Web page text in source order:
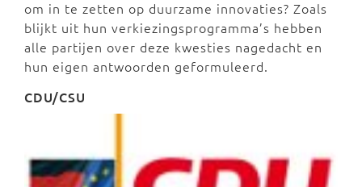
om in te zetten op duurzame innovaties? Zoals
blijkt uit hun verkiezingsprogramma’s hebben
alle partijen over deze kwesties nagedacht en
hun eigen antwoorden geformuleerd.
CDU/CSU